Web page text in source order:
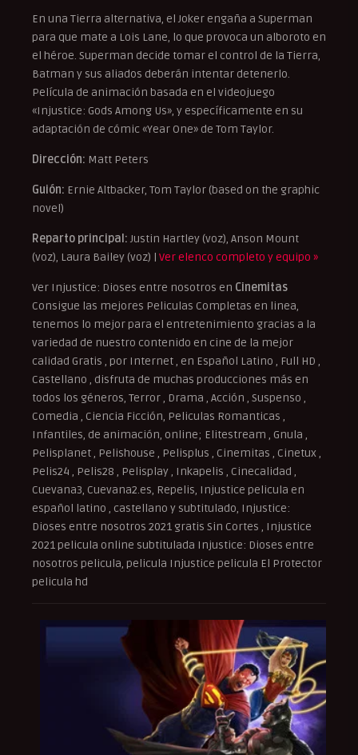
En una Tierra alternativa, el Joker engaña a Superman
para que mate a Lois Lane, lo que provoca un alboroto en
el héroe. Superman decide tomar el control de la Tierra,
Batman y sus aliados deberán intentar detenerlo.
Película de animación basada en el videojuego
«Injustice: Gods Among Us», y específicamente en su
adaptación de cómic «Year One» de Tom Taylor.
Dirección: Matt Peters
Guión: Ernie Altbacker, Tom Taylor (based on the graphic
novel)
Reparto principal: Justin Hartley (voz), Anson Mount
(voz), Laura Bailey (voz) | Ver elenco completo y equipo »
Ver Injustice: Dioses entre nosotros en Cinemitas
Consigue las mejores Peliculas Completas en linea,
tenemos lo mejor para el entretenimiento gracias a la
variedad de nuestro contenido en cine de la mejor
calidad Gratis , por Internet , en Español Latino , Full HD ,
Castellano , disfruta de muchas producciones más en
todos los géneros, Terror , Drama , Acción , Suspenso ,
Comedia , Ciencia Ficción, Peliculas Romanticas ,
Infantiles, de animación, online; Elitestream , Gnula ,
Pelisplanet , Pelishouse , Pelisplus , Cinemitas , Cinetux ,
Pelis24 , Pelis28 , Pelisplay , Inkapelis , Cinecalidad ,
Cuevana3, Cuevana2.es, Repelis, Injustice pelicula en
español latino , castellano y subtitulado, Injustice:
Dioses entre nosotros 2021 gratis Sin Cortes , Injustice
2021 pelicula online subtitulada Injustice: Dioses entre
nosotros pelicula, pelicula Injustice pelicula El Protector
pelicula hd